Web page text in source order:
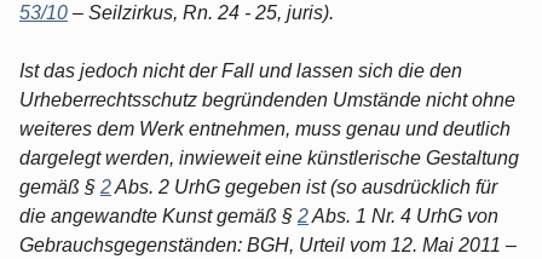
53/10 – Seilzirkus, Rn. 24 - 25, juris).
Ist das jedoch nicht der Fall und lassen sich die den
Urheberrechtsschutz begründenden Umstände nicht ohne
weiteres dem Werk entnehmen, muss genau und deutlich
dargelegt werden, inwieweit eine künstlerische Gestaltung
gemäß § 2Abs. 2 UrhG gegeben ist (so ausdrücklich für
die angewandte Kunst gemäß § 2Abs. 1 Nr. 4 UrhG von
Gebrauchsgegenständen: BGH, Urteil vom 12. Mai 2011 –